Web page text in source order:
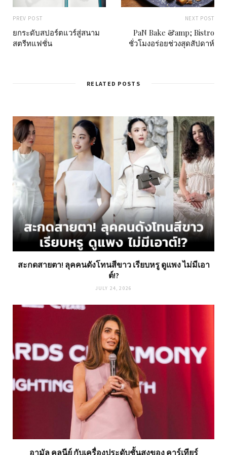
PREV POST
ยกระดับสปอร์ตแวร์สู่สนาม
สตรีทแฟชั่น
NEXT POST
PaN Bake &amp; Bistro
ชั่วโมงอร่อยช่วงสุดสัปดาห์
RELATED POSTS
สะกดสายตา! ลุคคนดังโทนสีขาว เรียบหรู ดูแพง ไม่มีเอา
ต์!?
JULY 24, 2026
อามัล คลูนีย์ กับเครื่องประดับชั้นสูงของ คาร์เทียร์